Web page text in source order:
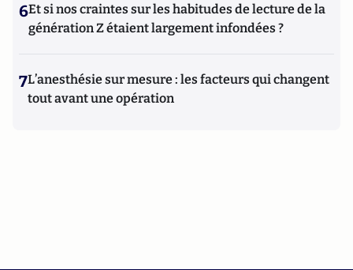
6Et si nos craintes sur les habitudes de lecture de la
génération Z étaient largement infondées ?
7L’anesthésie sur mesure : les facteurs qui changent
tout avant une opération